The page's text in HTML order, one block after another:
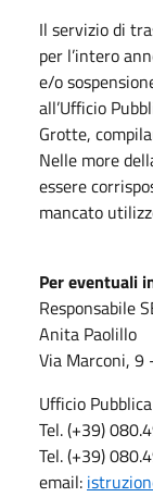
Il servizio di
per l’intero
e/o
all’Ufficio
Grotte,
Nelle more
essere
mancato
Per eventuali
Responsabile
Anita Paolillo
Via Marconi, 9
Ufficio
Tel. (+39)
Tel. (+39)
email: